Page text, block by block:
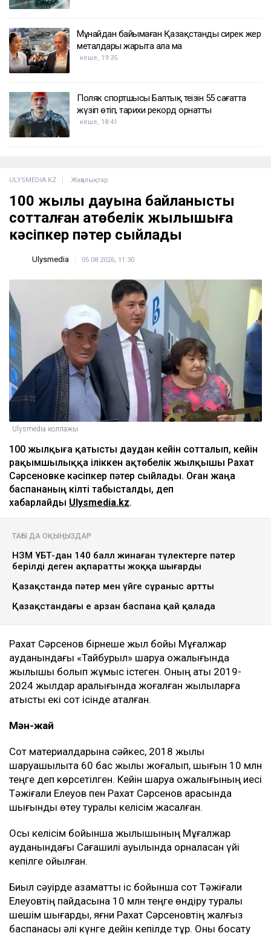
Мұнайдан байымаған Қазақстанды сирек жер
металдары жарыта ала ма
кеше, 19:35
Поляк спортшысы Балтық теңізін 55 сағатта
жүзіп өтіп, тарихи рекорд орнатты
кеше, 18:41
ULYSMEDIA.KZ Жаңалықтар
100 жылқы дауына байланысты
сотталған ақтөбелік жылқышыға
кәсіпкер пәтер сыйлады
Ulysmedia 05.08.2026, 11:30
Ulysmedia коллажы
100 жылқыға қатысты даудан кейін сотталып, кейін
рақымшылыққа іліккен ақтөбелік жылқышы Рахат
Сәрсеновке кәсіпкер пәтер сыйлады. Оған жаңа
баспананың кілті табысталды, деп
хабарлайды Ulysmedia.kz.
ТАҒЫ ДА ОҚЫҢЫЗДАР
НЗМ ҰБТ-дан 140 балл жинаған түлектерге пәтер
берілді деген ақпаратты жоққа шығарды
Қазақстанда пәтер мен үйге сұраныс артты
Қазақстандағы ең арзан баспана қай қалада
Рахат Сәрсенов бірнеше жыл бойы Мұғалжар
ауданындағы «Тайбурыл» шаруа қожалығында
жылқышы болып жұмыс істеген. Оның аты 2019-
2024 жылдар аралығында жоғалған жылқыларға
қатысты екі сот ісінде аталған.
Мән-жай
Сот материалдарына сәйкес, 2018 жылы
шаруашылықта 60 бас жылқы жоғалып, шығын 10 млн
теңге деп көрсетілген. Кейін шаруа қожалығының иесі
Тәжіғали Елеуов пен Рахат Сәрсенов арасында
шығынды өтеу туралы келісім жасалған.
Осы келісім бойынша жылқышының Мұғалжар
ауданындағы Сағашилі ауылында орналасқан үйі
кепілге қойылған.
Биыл сәуірде азаматтық іс бойынша сот Тәжіғали
Елеуовтің пайдасына 10 млн теңге өндіру туралы
шешім шығарды, яғни Рахат Сәрсеновтің жалғыз
баспанасы әлі күнге дейін кепілде тұр. Оны босату